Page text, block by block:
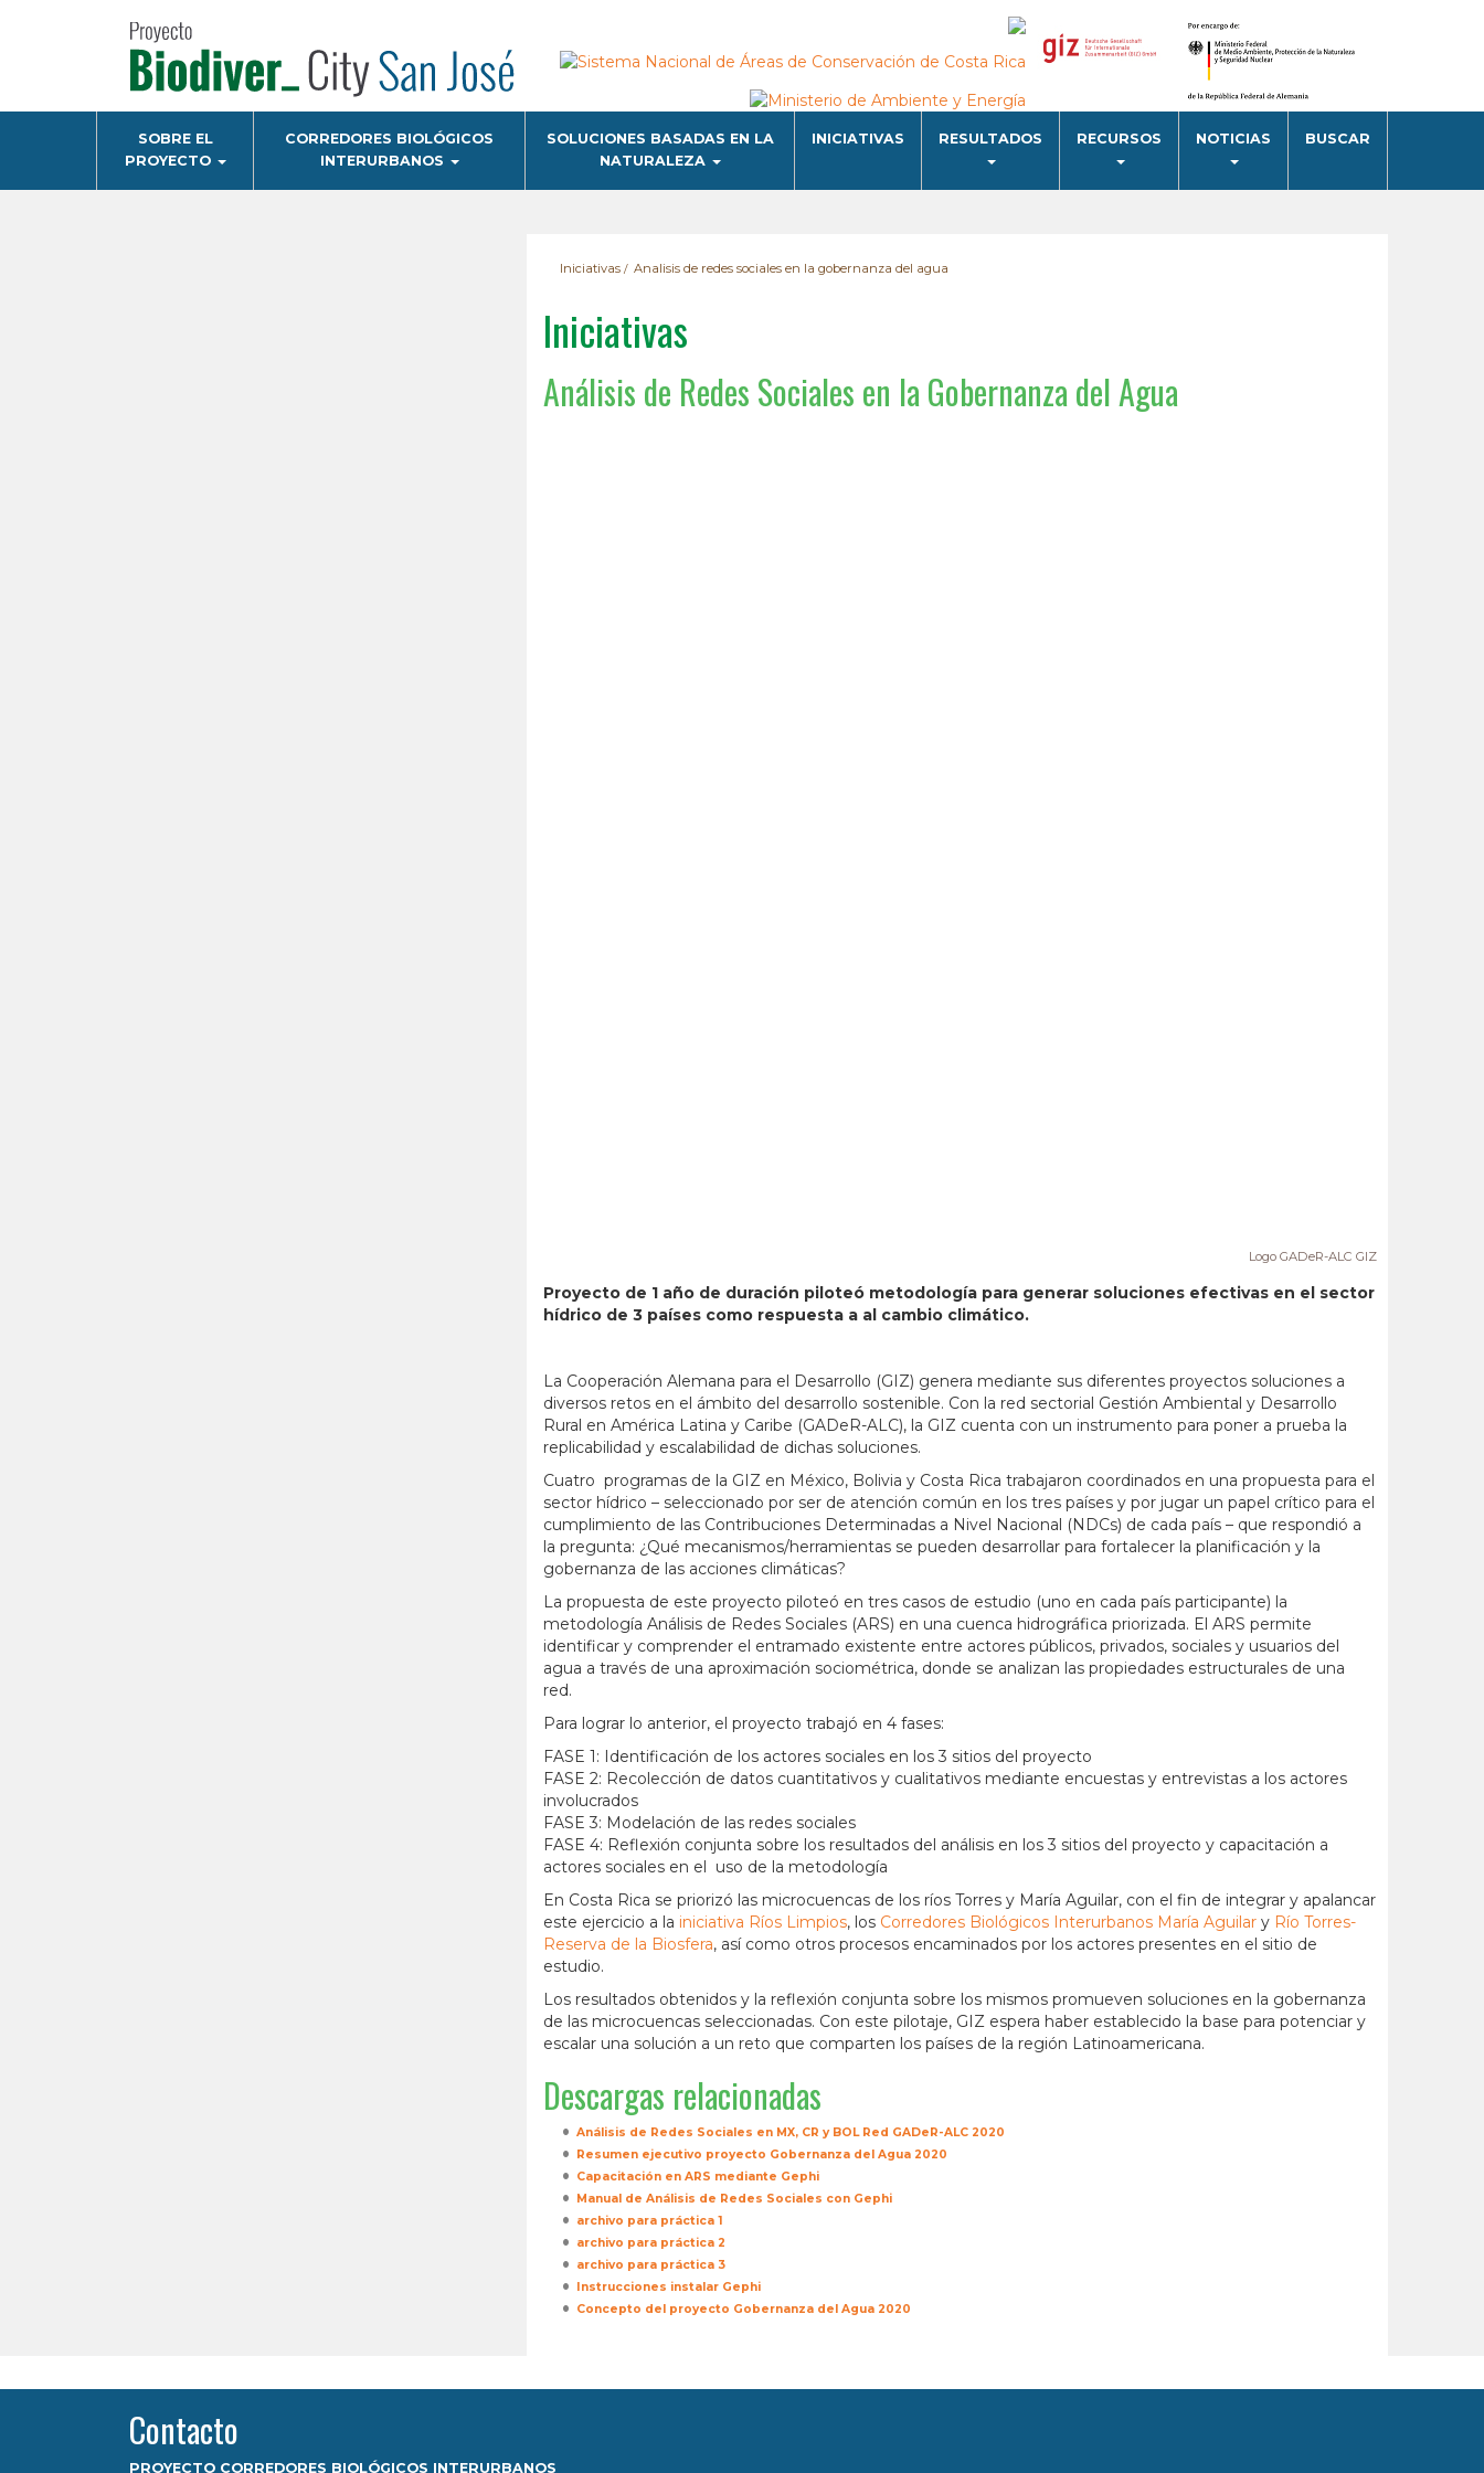
Navegación
principal
SOBRE EL
PROYECTO
CORREDORES BIOLÓGICOS
INTERURBANOS
SOLUCIONES BASADAS EN LA
NATURALEZA
INICIATIVAS RESULTADOS RECURSOS NOTICIAS BUSCAR
Iniciativas Analisis de redes sociales en la gobernanza del agua
Iniciativas
Análisis de Redes Sociales en la Gobernanza del Agua
Logo GADeR-ALC GIZ
Proyecto de 1 año de duración piloteó metodología para generar soluciones efectivas en el sector
hídrico de 3 países como respuesta a al cambio climático.
La Cooperación Alemana para el Desarrollo (GIZ) genera mediante sus diferentes proyectos soluciones a
diversos retos en el ámbito del desarrollo sostenible. Con la red sectorial Gestión Ambiental y Desarrollo
Rural en América Latina y Caribe (GADeR-ALC), la GIZ cuenta con un instrumento para poner a prueba la
replicabilidad y escalabilidad de dichas soluciones.
Cuatro programas de la GIZ en México, Bolivia y Costa Rica trabajaron coordinados en una propuesta para el
sector hídrico – seleccionado por ser de atención común en los tres países y por jugar un papel crítico para el
cumplimiento de las Contribuciones Determinadas a Nivel Nacional (NDCs) de cada país – que respondió a
la pregunta: ¿Qué mecanismos/herramientas se pueden desarrollar para fortalecer la planificación y la
gobernanza de las acciones climáticas?
La propuesta de este proyecto piloteó en tres casos de estudio (uno en cada país participante) la
metodología Análisis de Redes Sociales (ARS) en una cuenca hidrográfica priorizada. El ARS permite
identificar y comprender el entramado existente entre actores públicos, privados, sociales y usuarios del
agua a través de una aproximación sociométrica, donde se analizan las propiedades estructurales de una
red.
Para lograr lo anterior, el proyecto trabajó en 4 fases:
FASE 1: Identificación de los actores sociales en los 3 sitios del proyecto
FASE 2: Recolección de datos cuantitativos y cualitativos mediante encuestas y entrevistas a los actores
involucrados
FASE 3: Modelación de las redes sociales
FASE 4: Reflexión conjunta sobre los resultados del análisis en los 3 sitios del proyecto y capacitación a
actores sociales en el uso de la metodología
En Costa Rica se priorizó las microcuencas de los ríos Torres y María Aguilar, con el fin de integrar y apalancar
este ejercicio a la iniciativa Ríos Limpios, los Corredores Biológicos Interurbanos María Aguilar y Río Torres-
Reserva de la Biosfera, así como otros procesos encaminados por los actores presentes en el sitio de
estudio.
Los resultados obtenidos y la reflexión conjunta sobre los mismos promueven soluciones en la gobernanza
de las microcuencas seleccionadas. Con este pilotaje, GIZ espera haber establecido la base para potenciar y
escalar una solución a un reto que comparten los países de la región Latinoamericana.
Descargas relacionadas
Análisis de Redes Sociales en MX, CR y BOL Red GADeR-ALC 2020
Resumen ejecutivo proyecto Gobernanza del Agua 2020
Capacitación en ARS mediante Gephi
Manual de Análisis de Redes Sociales con Gephi
archivo para práctica 1
archivo para práctica 2
archivo para práctica 3
Instrucciones instalar Gephi
Concepto del proyecto Gobernanza del Agua 2020
Contacto
PROYECTO CORREDORES BIOLÓGICOS INTERURBANOS